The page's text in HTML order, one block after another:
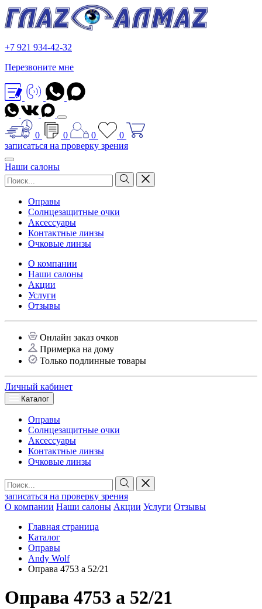
+7 921 934-42-32
Перезвоните мне
0 0 0
0
записаться на проверку зрения
Наши салоны
Оправы
Солнцезащитные очки
Аксессуары
Контактные линзы
Очковые линзы
О компании
Наши салоны
Акции
Услуги
Отзывы
Онлайн заказ очков
Примерка на дому
Только подлинные товары
Личный кабинет
Каталог
Оправы
Солнцезащитные очки
Аксессуары
Контактные линзы
Очковые линзы
записаться на проверку зрения
О компании Наши салоны Акции Услуги Отзывы
Главная страница
Каталог
Оправы
Andy Wolf
Оправа 4753 a 52/21
Оправа 4753 a 52/21